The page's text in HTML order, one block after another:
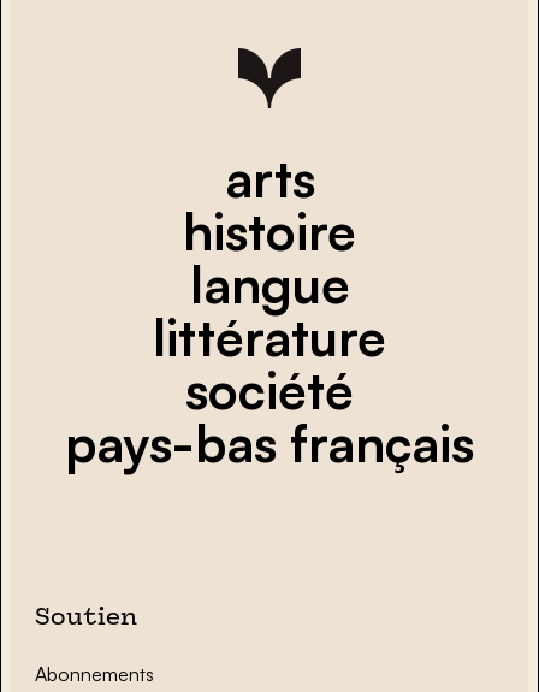
arts
histoire
langue
littérature
société
pays-bas français
Soutien
Abonnements